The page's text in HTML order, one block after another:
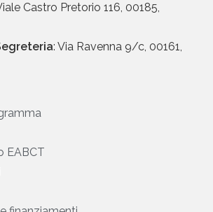
Castro Pretorio 116, 00185,
: Via Ravenna 9/c, 00161,
EABCT